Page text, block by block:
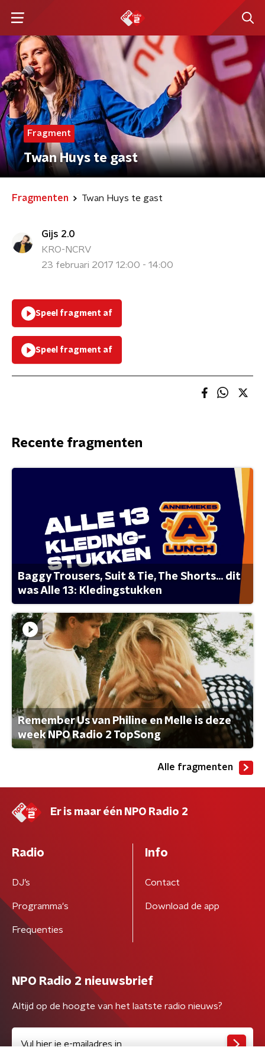
Fragment
Twan Huys te gast
Fragmenten Twan Huys te gast
Gijs 2.0
KRO-NCRV
23 februari 2017 12:00 - 14:00
Speel fragment af
Speel fragment af
Recente fragmenten
Baggy Trousers, Suit & Tie, The Shorts... dit
was Alle 13: Kledingstukken
Remember Us van Philine en Melle is deze
week NPO Radio 2 TopSong
Alle fragmenten
Er is maar één NPO Radio 2
Radio
DJ’s
Programma's
Frequenties
Info
Contact
Download de app
NPO Radio 2 nieuwsbrief
Altijd op de hoogte van het laatste radio nieuws?